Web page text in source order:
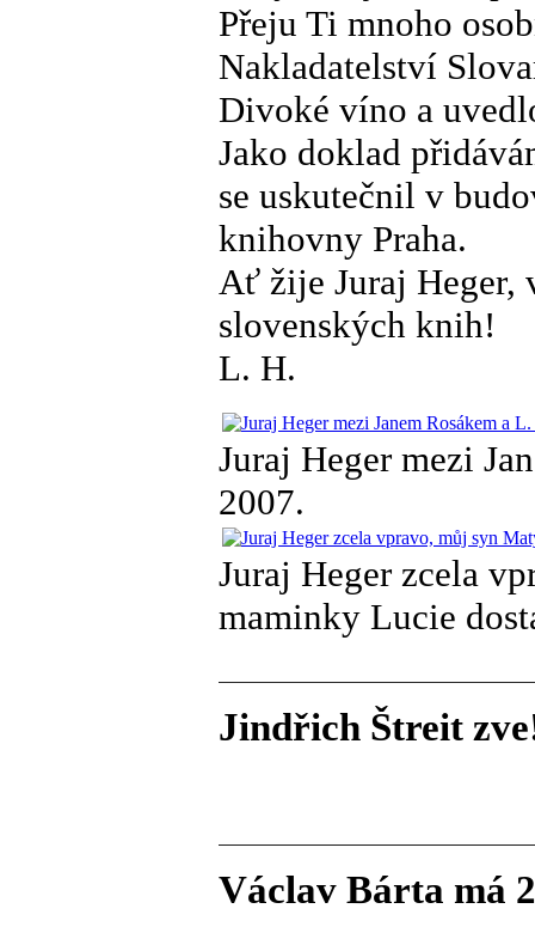
Přeju Ti mnoho
Nakladatelství
Divoké víno a
Jako doklad
se uskutečnil v
knihovny Praha.
Ať žije Juraj Heger,
slovenských knih!
L. H.
Juraj Heger mezi
2007.
Juraj Heger zcela
maminky Lucie
Jindřich Štreit
Václav Bárta má